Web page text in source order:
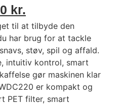
kr.
til at tilbyde den
har brug for at tackle
støv, spil og affald.
intuitiv kontrol, smart
gør maskinen klar
er kompakt og
PET filter, smart